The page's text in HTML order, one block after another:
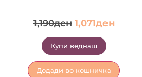
1,190ден 1,071ден
Купи веднаш
Додади во кошничка